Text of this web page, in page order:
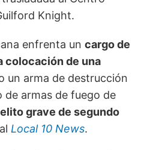
Knight.
enfrenta un cargo de
colocación de una
un arma de destrucción
de armas de fuego de
grave de segundo
Local 10 News.